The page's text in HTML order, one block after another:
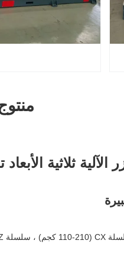
الآلية ثلاثية